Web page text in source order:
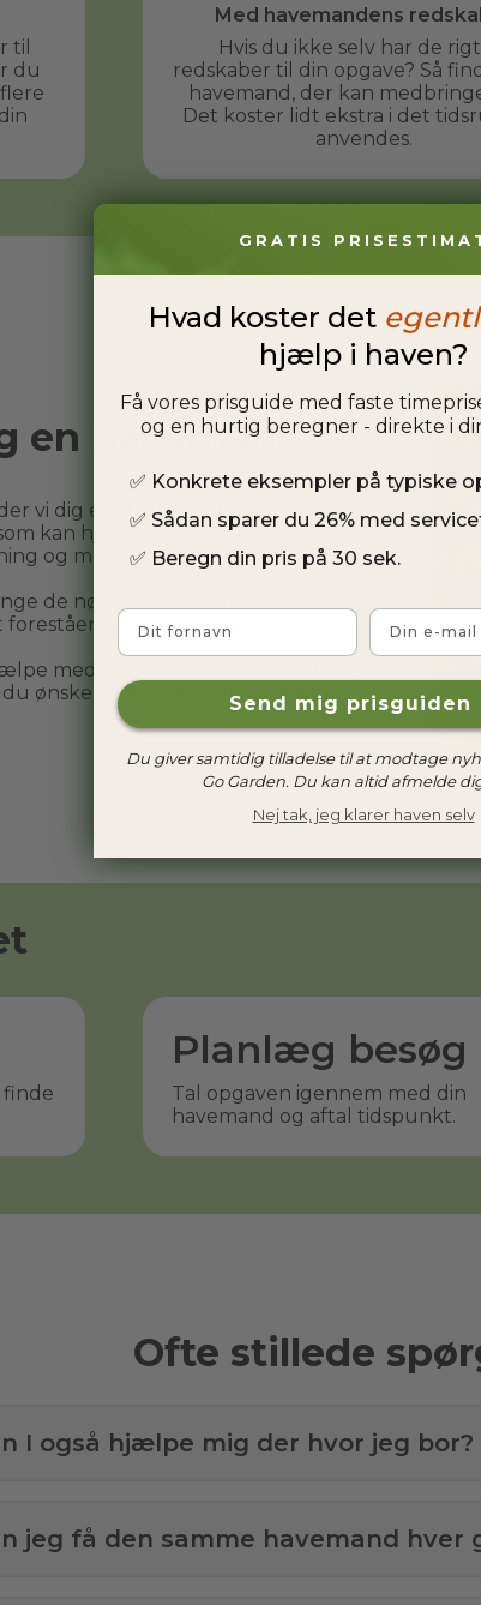
til
du
Med havemandens
Hvis du ikke selv har de
redskaber til din opgave? Så
havemand, der kan
Det koster lidt ekstra i det
anvendes.
en havemand?
vi dig en dygtig og pålidelig
kan hjælpe dig med græsslåning,
og meget mere.
de nødvendige haveredskaber,
havearbejde.
med bortkørsel eller afhentning
ønsker hjælper til, når du bestiller.
finde
Planlæg besøg
Tal opgaven igennem med din
havemand og aftal tidspunkt.
Ofte stillede
I også hjælpe mig der hvor jeg bor?
jeg få den samme havemand hver
GRATIS
Hvad koster det
hjælp i haven?
Få vores prisguide med faste
og en hurtig beregner - direkte i
✅ Konkrete eksempler på typiske
✅ Sådan sparer du 26% med
✅ Beregn din pris på 30 sek.
Fornavn Email
Send mig prisguiden
Du giver samtidig tilladelse til at modtage
Go Garden. Du kan altid afmelde
Nej tak, jeg klarer haven selv